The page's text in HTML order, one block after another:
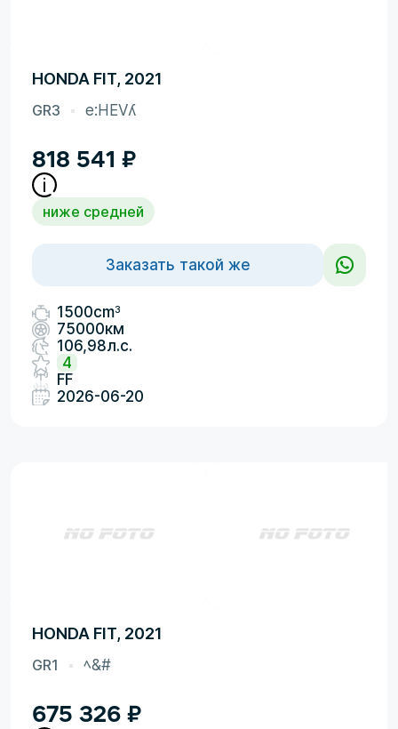
HONDA FIT, 2021
GR3 e:HEVʎ
818 541 ₽
ниже средней
Заказать такой же
1500cm3
75000км
106,98л.с.
4
FF
2026-06-20
HONDA FIT, 2021
GR1 ﾍ&#
675 326 ₽